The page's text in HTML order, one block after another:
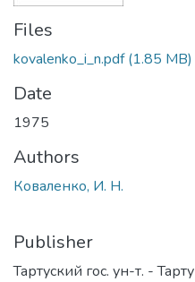
Files
kovalenko_i_n.pdf(1.85 MB)
Date
1975
Authors
Коваленко, И. Н.
Publisher
Тартуский гос. ун-т. - Тарту